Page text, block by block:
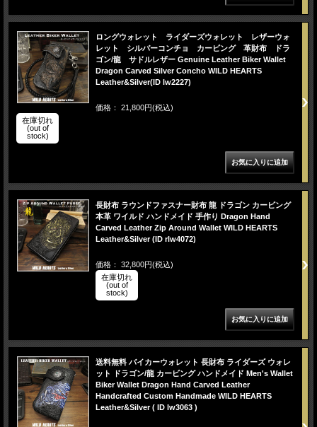
ロングウォレット ライダーズウォレット レザーウォ
レット シルバーコンチョ カービング 革財布 ドラ
ゴン/龍 サドルレザー Genuine Leather Biker Wallet
Dragon Carved Silver Concho WILD HEARTS
Leather&Silver(ID lw2227)
価格： 21,800円(税込)
在庫切れ
(out of
stock)
長財布 ラウンドファスナー財布 龍 ドラゴン カービング
本革 ワイルド ハンドメイド 手作り Dragon Hand
Carved Leather Zip Around Wallet WILD HEARTS
Leather&Silver (ID rlw4072)
価格： 32,800円(税込)
在庫切れ
(out of
stock)
送料無料 バイカーウォレット 長財布 ライダーズ ウォレ
ット ドラゴン/龍 カービング ハンドメイド Men's Wallet
Biker Wallet Dragon Hand Carved Leather
Handcrafted Custom Handmade WILD HEARTS
Leather&Silver ( ID lw3063 )